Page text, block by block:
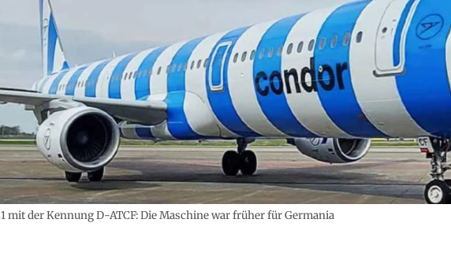
mit der Kennung D-ATCF: Die Maschine war früher für Germania